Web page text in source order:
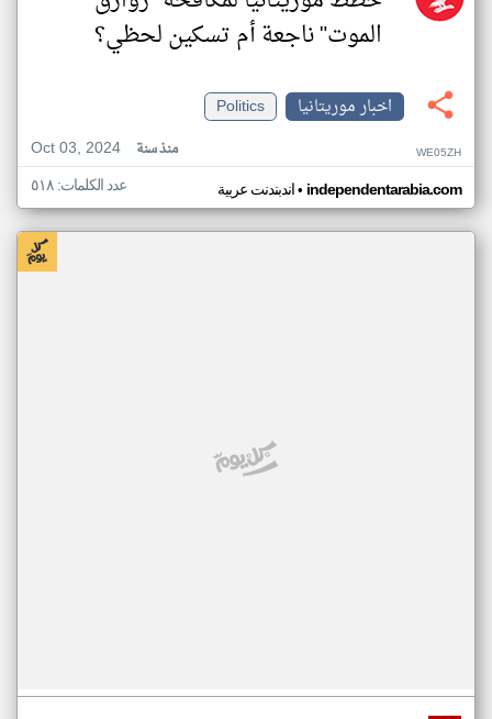
الموت" ناجعة أم تسكين لحظي؟
اخبار موريتانيا
Politics
Oct 03, 2024
منذ سنة WE05ZH
اندبندنت عربية• independentarabia.com عدد الكلمات: ٥١٨